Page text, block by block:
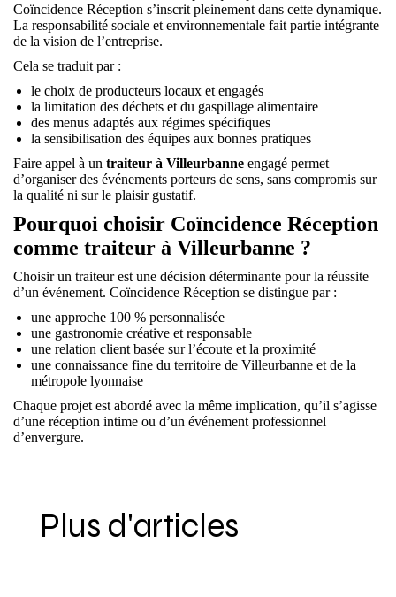
Coïncidence Réception s’inscrit pleinement dans cette dynamique.
La responsabilité sociale et environnementale fait partie intégrante
de la vision de l’entreprise.
Cela se traduit par :
le choix de producteurs locaux et engagés
la limitation des déchets et du gaspillage alimentaire
des menus adaptés aux régimes spécifiques
la sensibilisation des équipes aux bonnes pratiques
Faire appel à un traiteur à Villeurbanne engagé permet
d’organiser des événements porteurs de sens, sans compromis sur
la qualité ni sur le plaisir gustatif.
Pourquoi choisir Coïncidence Réception
comme traiteur à Villeurbanne ?
Choisir un traiteur est une décision déterminante pour la réussite
d’un événement. Coïncidence Réception se distingue par :
une approche 100 % personnalisée
une gastronomie créative et responsable
une relation client basée sur l’écoute et la proximité
une connaissance fine du territoire de Villeurbanne et de la
métropole lyonnaise
Chaque projet est abordé avec la même implication, qu’il s’agisse
d’une réception intime ou d’un événement professionnel
d’envergure.
Plus d'articles